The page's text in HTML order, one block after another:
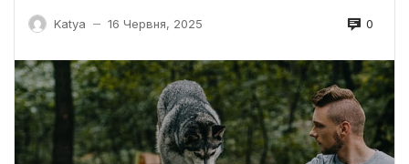
Katya — 16 Червня, 2025 0